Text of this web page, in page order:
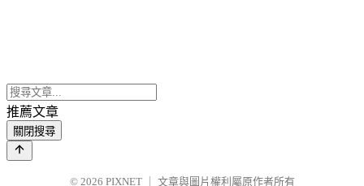
推薦文章
關閉搜尋
© 2026 PIXNET 文章與圖片權利屬原作者所有